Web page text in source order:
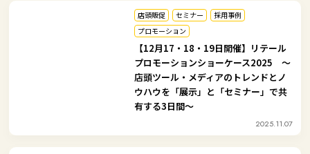
店頭販促 セミナー
採用事例
プロモーション
【12月17・18・19日開催】リテール
プロモーションショーケース2025 ～
店頭ツール・メディアのトレンドとノ
ウハウを「展示」と「セミナー」で共
有する3日間～
2025.11.07